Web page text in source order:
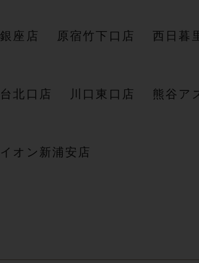
座店 原宿竹下口店 西日暮
北口店 川口東口店 熊谷ア
イオン新浦安店